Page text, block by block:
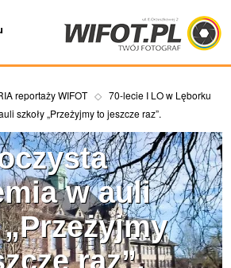
reportaży WIFOT
70-lecie I LO w Lęborku
szkoły „Przeżyjmy to jeszcze raz”.
w auli
raz”.